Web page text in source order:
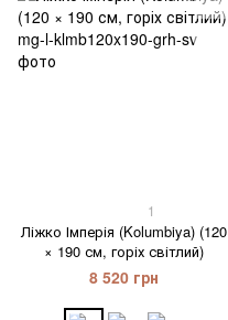
1
Ліжко Імперія (Kolumbiya) (120
× 190 см, горіх світлий)
8 520 грн